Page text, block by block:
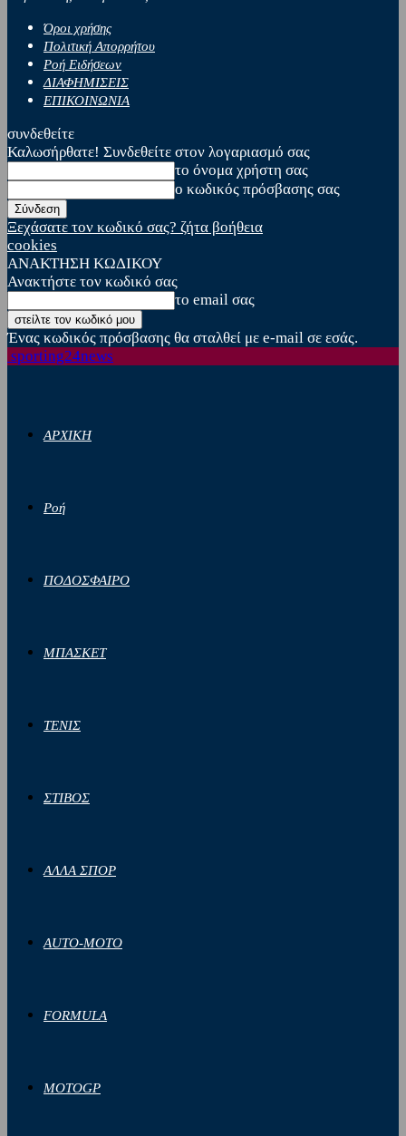
Όροι χρήσης
Πολιτική Απορρήτου
Ροή Ειδήσεων
ΔΙΑΦΗΜΙΣΕΙΣ
ΕΠΙΚΟΙΝΩΝΙΑ
συνδεθείτε
Καλωσήρθατε! Συνδεθείτε στον λογαριασμό σας
το όνομα χρήστη σας
ο κωδικός πρόσβασης σας
Ξεχάσατε τον κωδικό σας? ζήτα βοήθεια
cookies
ΑΝΑΚΤΗΣΗ ΚΩΔΙΚΟΥ
Ανακτήστε τον κωδικό σας
το email σας
Ένας κωδικός πρόσβασης θα σταλθεί με e-mail σε εσάς.
sporting24news
ΑΡΧΙΚΗ
Ροή
ΠΟΔΟΣΦΑΙΡΟ
ΜΠΑΣΚΕΤ
ΤΕΝΙΣ
ΣΤΙΒΟΣ
ΑΛΛΑ ΣΠΟΡ
AUTO-MOTO
FORMULA
MOTOGP